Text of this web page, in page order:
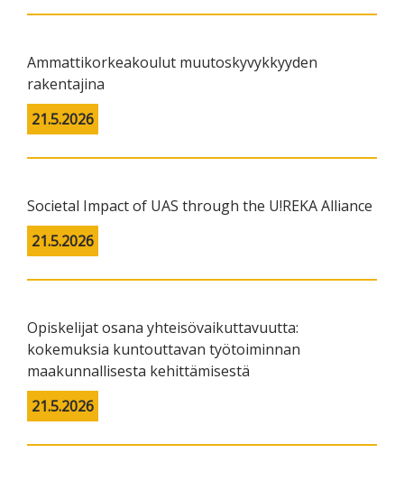
Ammattikorkeakoulut muutoskyvykkyyden
rakentajina
21.5.2026
Societal Impact of UAS through the U!REKA Alliance
21.5.2026
Opiskelijat osana yhteisövaikuttavuutta:
kokemuksia kuntouttavan työtoiminnan
maakunnallisesta kehittämisestä
21.5.2026